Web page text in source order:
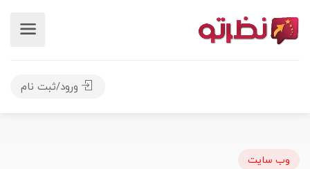
ورود/ثبت نام
وب سایت